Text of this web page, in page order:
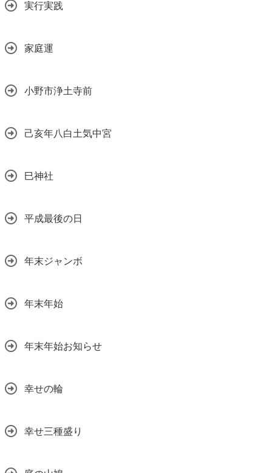
実行実践
家庭運
小野市浄土寺前
己亥年八白土気中宮
巳神社
平成最後の日
年末ジャンボ
年末年始
年末年始お知らせ
幸せの輪
幸せ三種盛り